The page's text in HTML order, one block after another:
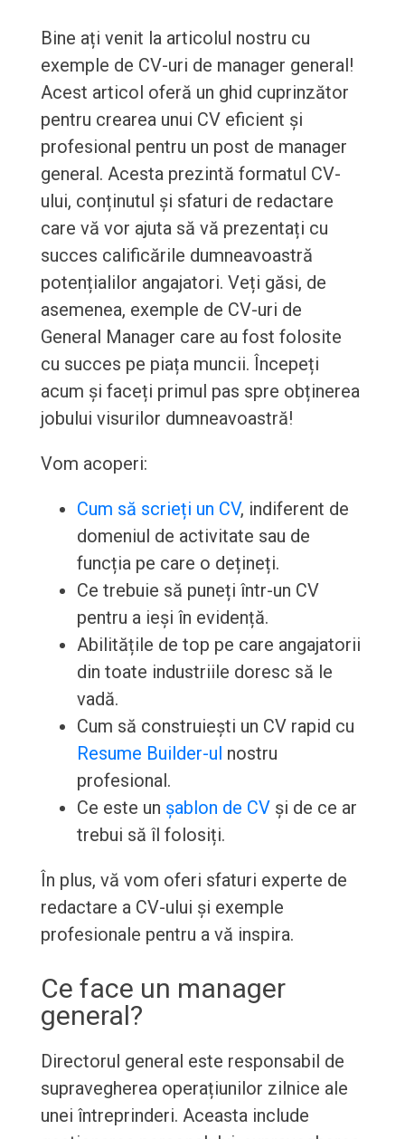
Bine ați venit la articolul nostru cu
exemple de CV-uri de manager general!
Acest articol oferă un ghid cuprinzător
pentru crearea unui CV eficient și
profesional pentru un post de manager
general. Acesta prezintă formatul CV-
ului, conținutul și sfaturi de redactare
care vă vor ajuta să vă prezentați cu
succes calificările dumneavoastră
potențialilor angajatori. Veți găsi, de
asemenea, exemple de CV-uri de
General Manager care au fost folosite
cu succes pe piața muncii. Începeți
acum și faceți primul pas spre obținerea
jobului visurilor dumneavoastră!
Vom acoperi:
Cum să scrieți un CV, indiferent de
domeniul de activitate sau de
funcția pe care o dețineți.
Ce trebuie să puneți într-un CV
pentru a ieși în evidență.
Abilitățile de top pe care angajatorii
din toate industriile doresc să le
vadă.
Cum să construiești un CV rapid cu
Resume Builder-ul nostru
profesional.
Ce este un șablon de CVși de ce ar
trebui să îl folosiți.
În plus, vă vom oferi sfaturi experte de
redactare a CV-ului și exemple
profesionale pentru a vă inspira.
Ce face un manager
general?
Directorul general este responsabil de
supravegherea operațiunilor zilnice ale
unei întreprinderi. Aceasta include